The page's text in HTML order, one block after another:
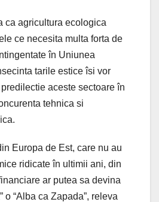
ca agricultura ecologica
ce necesita multa forta de
în Uniunea
tarile estice îsi vor
aceste sectoare în
tehnica si
Europa de Est, care nu au
ridicate în ultimii ani, din
ar putea sa devina
o “Alba ca Zapada”, releva